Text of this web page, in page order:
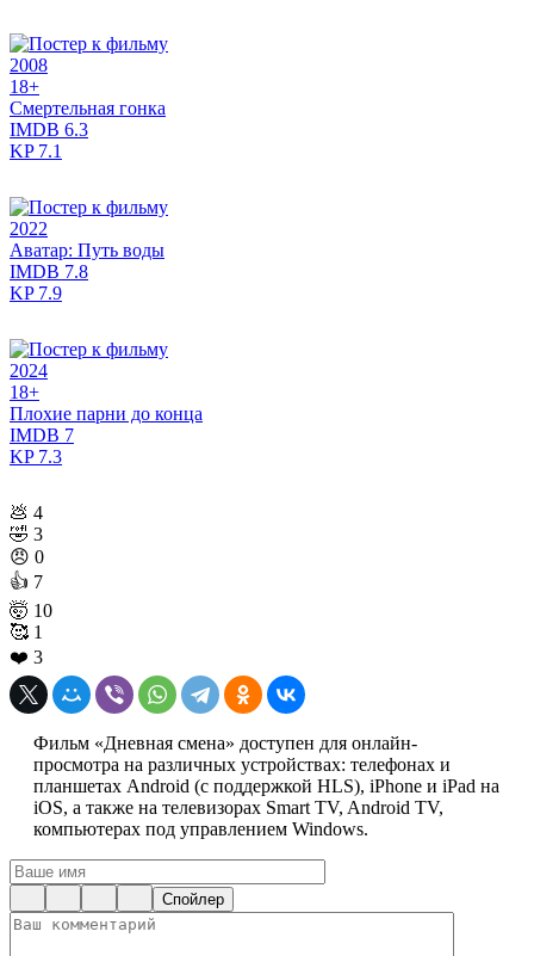
2008
18+
Смертельная гонка
IMDB 6.3
KP7.1
2022
Аватар: Путь воды
IMDB 7.8
KP7.9
2024
18+
Плохие парни до конца
IMDB 7
KP7.3
💩 4
🤣 3
😠 0
👍 7
🤯 10
🥰 1
❤️ 3
Фильм «Дневная смена» доступен для онлайн-
просмотра на различных устройствах: телефонах и
планшетах Android (с поддержкой HLS), iPhone и iPad на
iOS, а также на телевизорах Smart TV, Android TV,
компьютерах под управлением Windows.
Спойлер